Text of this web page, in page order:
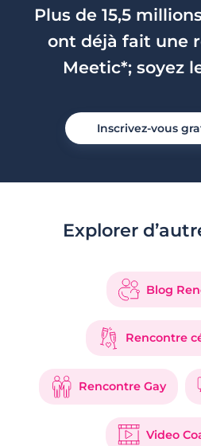
Plus de 15,5
ont déjà fait une
Meetic*; soyez
Inscrivez-vous
Explorer
Blog
Rencontre
Rencontre Gay
Video